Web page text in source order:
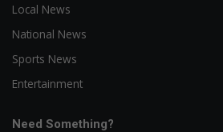
Local News
National News
Sports News
Entertainment
Need Something?